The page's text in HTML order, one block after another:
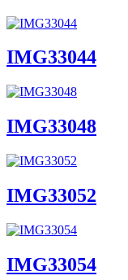
IMG33044
IMG33048
IMG33052
IMG33054